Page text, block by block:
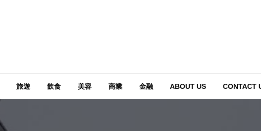
旅遊 飲食 美容 商業 金融 ABOUT US CONTACT